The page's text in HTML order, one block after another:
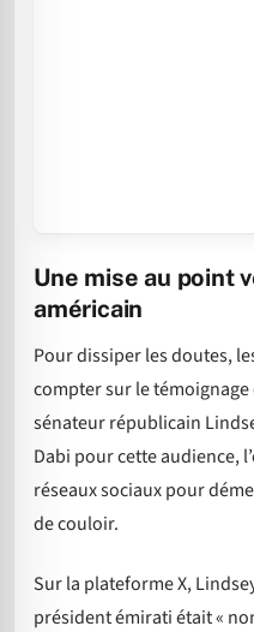
Une mise au point
américain
Pour dissiper les doutes,
compter sur le
sénateur républicain
Dabi pour cette audience,
réseaux sociaux pour
de couloir.
Sur la plateforme X,
président émirati était «